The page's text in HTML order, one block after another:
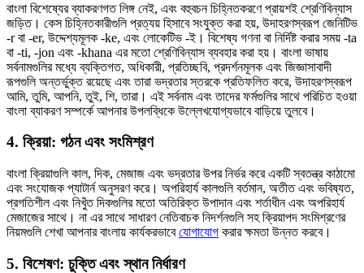
বাংলা বিশেষ্যের ব্যাকরণগত লিঙ্গ নেই, এবং বহুবচন চিহ্নিতকরণে প্রায়শই শ্রেণিবিন্যাস
জড়িত। কেস চিহ্নিতকারীগুলি প্রত্যয় হিসাবে সংযুক্ত করা হয়, উদাহরণস্বরূপ জেনিটিভ
-r বা -er, উদ্দেশ্যমূলক -ke, এবং লোকেটিভ -ই। বিশেষ্য গণনা বা নির্দিষ্ট করার সময় -ta
বা -ti, -jon এবং -khana এর মতো শ্রেণিবিন্যাস ব্যবহার করা হয়। বাংলা ভাষায়
সর্বনামগুলির মধ্যে ব্যক্তিগত, অধিকারী, প্রতিচ্ছবি, প্রদর্শনমূলক এবং জিজ্ঞাসাবাদী
রূপগুলি অন্তর্ভুক্ত রয়েছে এবং তারা ভদ্রতার স্তরকে প্রতিফলিত করে, উদাহরণস্বরূপ
আমি, তুমি, আপনি, তুই, শি, তারা। এই সর্বনাম এবং তাদের ফর্মগুলির সাথে পরিচিত হওয়া
বাংলা ব্যাকরণ সম্পর্কে আপনার উপলব্ধিকে উল্লেখযোগ্যভাবে বাড়িয়ে তুলবে।
4. ক্রিয়া: গঠন এবং সংমিশ্রণ
বাংলা ক্রিয়াগুলি কাল, দিক, মেজাজ এবং ভদ্রতার উপর নির্ভর করে একটি স্বতন্ত্র কাঠামো
এবং সংযোজক প্যাটার্ন অনুসরণ করে। অপরিহার্য কালগুলি বর্তমান, অতীত এবং ভবিষ্যত,
প্রগতিশীল এবং নিখুঁত দিকগুলির মতো অতিরিক্ত উপাদান এবং শর্তাধীন এবং অপরিহার্য
মেজাজের সাথে। না এর সাথে সাধারণ নেতিবাচক নিদর্শনগুলি সহ ক্রিয়াপদ সংমিশ্রণের
নিয়মগুলি শেখা আপনার বাংলায় কার্যকরভাবেযোগাযোগ করার ক্ষমতা উন্নত করবে।
5. বিশেষণ: চুক্তি এবং স্থান নির্ধারণ